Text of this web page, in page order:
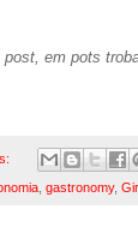
em pots
, gastronomy,